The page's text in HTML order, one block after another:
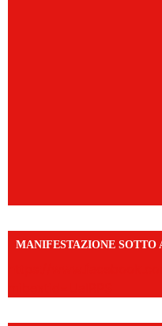
MANIFESTAZIONE SOTTO